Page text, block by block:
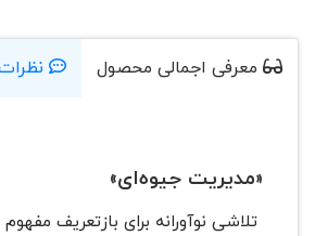
معرفی اجمالی محصول
«مدیریت جیوه‌ای»
تلاشی نوآورانه برای بازتعریف